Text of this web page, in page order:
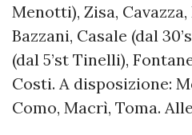
Menotti), Zisa,
Bazzani, Casale (dal
(dal 5’st Tinelli),
Costi. A disposizione:
Como, Macrì, Toma.